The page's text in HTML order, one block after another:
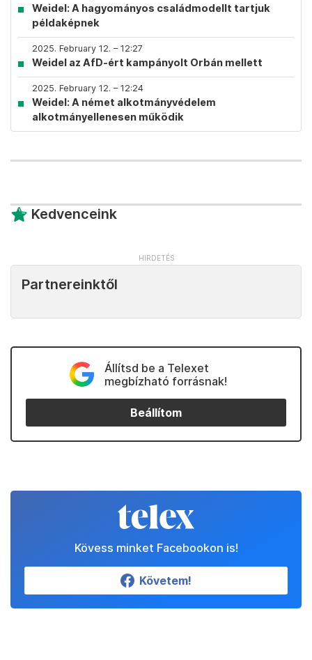
Weidel: A hagyományos családmodellt tartjuk
példaképnek
2025. February 12. – 12:27
Weidel az AfD-ért kampányolt Orbán mellett
2025. February 12. – 12:24
Weidel: A német alkotmányvédelem
alkotmányellenesen működik
Kedvenceink
Partnereinktől
Állítsd be a Telexet
megbízható forrásnak!
Beállítom
Kövess minket Facebookon is!
Követem!